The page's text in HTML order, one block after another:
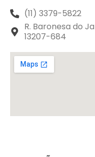
(11) 3379-5822
R. Baronesa do
13207-684